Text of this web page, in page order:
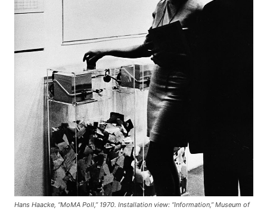
Hans Haacke, “MoMA Poll,” 1970. Installation view: “Information,” Museum of